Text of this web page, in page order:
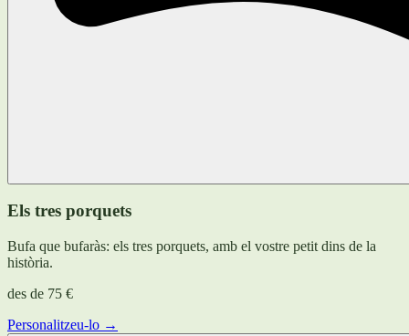
Els tres porquets
Bufa que bufaràs: els tres porquets, amb el vostre petit dins de la
història.
des de 75 €
Personalitzeu-lo →